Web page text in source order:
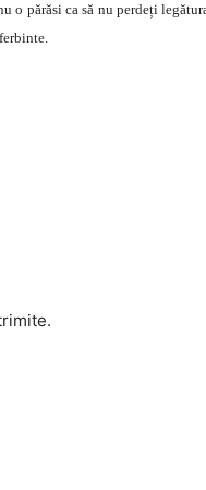
o părăsi ca să nu perdeți